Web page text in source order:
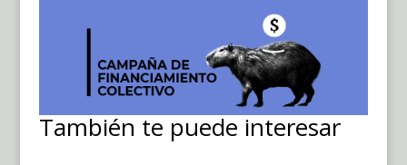
También te puede interesar